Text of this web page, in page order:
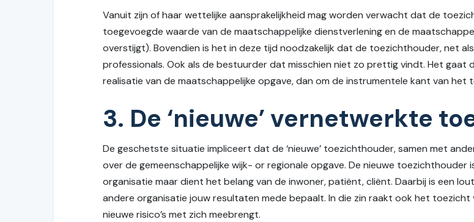
Vanuit zijn of haar wettelijke aansprakelijkheid mag worden verwacht dat de
toegevoegde waarde van de maatschappelijke dienstverlening en de
overstijgt). Bovendien is het in deze tijd noodzakelijk dat de toezichthouder, net
professionals. Ook als de bestuurder dat misschien niet zo prettig vindt. Het gaat
realisatie van de maatschappelijke opgave, dan om de instrumentele kant van het
3. De ‘nieuwe’ vernetwerkte
De geschetste situatie impliceert dat de ‘nieuwe’ toezichthouder, samen met
over de gemeenschappelijke wijk- or regionale opgave. De nieuwe toezichthouder
organisatie maar dient het belang van de inwoner, patiënt, cliënt. Daarbij is een
andere organisatie jouw resultaten mede bepaalt. In die zin raakt ook het
nieuwe risico’s met zich meebrengt.